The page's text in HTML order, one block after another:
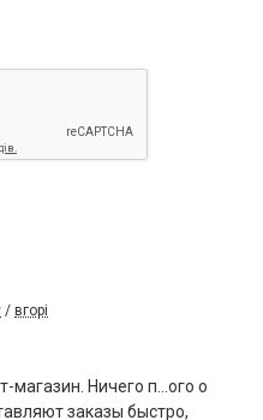
/ вгорі
магазин. Ничего п...ого о
заказы быстро,